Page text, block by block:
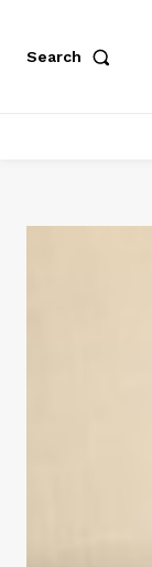
Search